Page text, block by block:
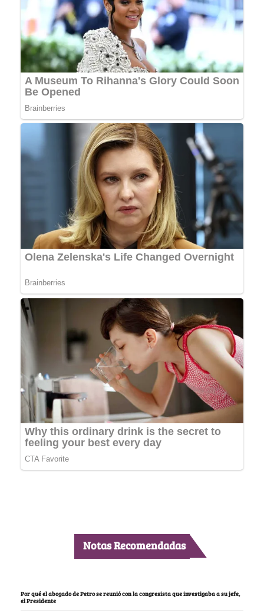
Notas Recomendadas
Por qué el abogado de Petro se reunió con la congresista que investigaba a su jefe,
el Presidente